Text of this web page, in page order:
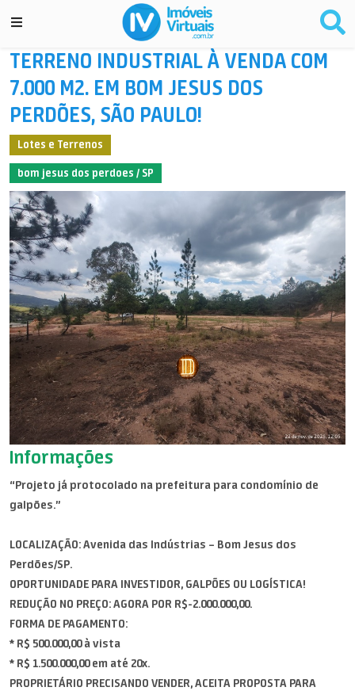
TERRENO INDUSTRIAL À VENDA COM
7.000 M2. EM BOM JESUS DOS
PERDÕES, SÃO PAULO!
Lotes e Terrenos
bom jesus dos perdoes / SP
Informações
“Projeto já protocolado na prefeitura para condomínio de
galpões.”
LOCALIZAÇÃO: Avenida das Indústrias – Bom Jesus dos
Perdões/SP.
OPORTUNIDADE PARA INVESTIDOR, GALPÕES OU LOGÍSTICA!
REDUÇÃO NO PREÇO: AGORA POR R$-2.000.000,00.
FORMA DE PAGAMENTO:
* R$ 500.000,00 à vista
* R$ 1.500.000,00 em até 20x.
PROPRIETÁRIO PRECISANDO VENDER, ACEITA PROPOSTA PARA